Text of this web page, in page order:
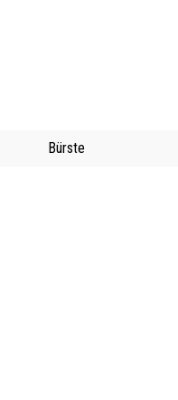
Bürste